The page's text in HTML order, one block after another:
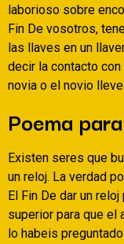
laborioso sobre
Fin De vosotros,
las llaves en un
decir la contacto con
novia o el novio
Poema
Existen seres que
un reloj. La verdad
El Fin De dar un
superior para que el
lo habeis